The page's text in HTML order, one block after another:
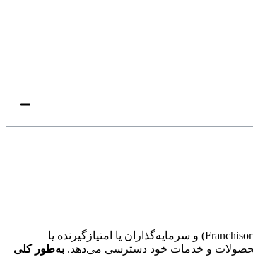
در ابتدا بهتر است تعریف مشخصی از فرانچایز را شرح دهیم. فرانچایز یک نوع قرارداد یا توافق است که بین صاحبان کسب‌وکار یا امتیازدهنده یا فرانچایزر (Franchisor) و سرمایه‌گذاران یا امتیازگیرنده یا
به‌طور کلی